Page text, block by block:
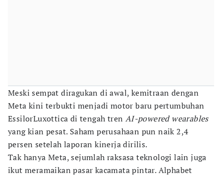
Meski sempat diragukan di awal, kemitraan dengan
Meta kini terbukti menjadi motor baru pertumbuhan
EssilorLuxottica di tengah tren AI-powered wearables
yang kian pesat. Saham perusahaan pun naik 2,4
persen setelah laporan kinerja dirilis.
Tak hanya Meta, sejumlah raksasa teknologi lain juga
ikut meramaikan pasar kacamata pintar. Alphabet